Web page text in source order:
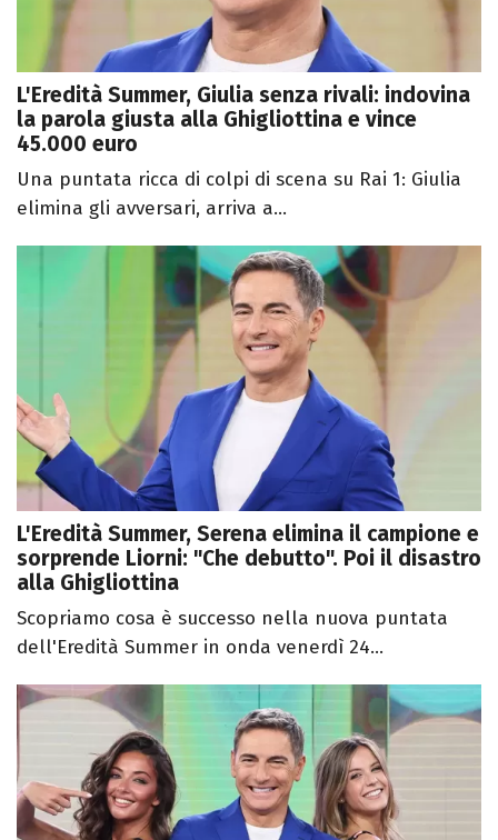
L'Eredità Summer, Giulia senza rivali: indovina
la parola giusta alla Ghigliottina e vince
45.000 euro
Una puntata ricca di colpi di scena su Rai 1: Giulia
elimina gli avversari, arriva a...
L'Eredità Summer, Serena elimina il campione e
sorprende Liorni: "Che debutto". Poi il disastro
alla Ghigliottina
Scopriamo cosa è successo nella nuova puntata
dell'Eredità Summer in onda venerdì 24...